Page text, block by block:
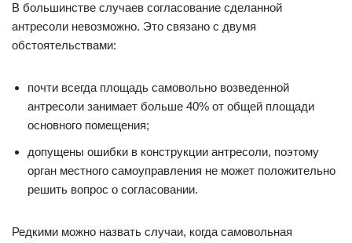
В большинстве случаев согласование сделанной
антресоли невозможно. Это связано с двумя
обстоятельствами:
почти всегда площадь самовольно возведенной
антресоли занимает больше 40% от общей площади
основного помещения;
допущены ошибки в конструкции антресоли, поэтому
орган местного самоуправления не может положительно
решить вопрос о согласовании.
Редкими можно назвать случаи, когда самовольная